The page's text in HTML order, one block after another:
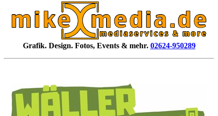
Grafik. Design. Fotos, Events & mehr. 02624-950289